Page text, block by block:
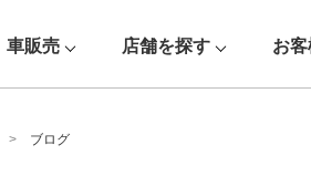
車販売 店舗を探す お
ブログ